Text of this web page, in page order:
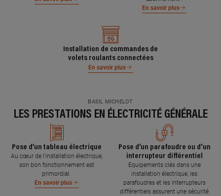
En savoir plus
Installation de commandes de
volets roulants connectées
En savoir plus
BASIL MICHELOT
LES PRESTATIONS EN ÉLECTRICITÉ GÉNÉRALE
Pose d’un tableau électrique
Au cœur de l’installation électrique,
son bon fonctionnement est
primordial.
En savoir plus
Pose d’un parafoudre ou d'un
interrupteur différentiel
Equipements clés dans une
installation électrique, les
parafoudres et les interrupteurs
différentiels assurent une sécurité